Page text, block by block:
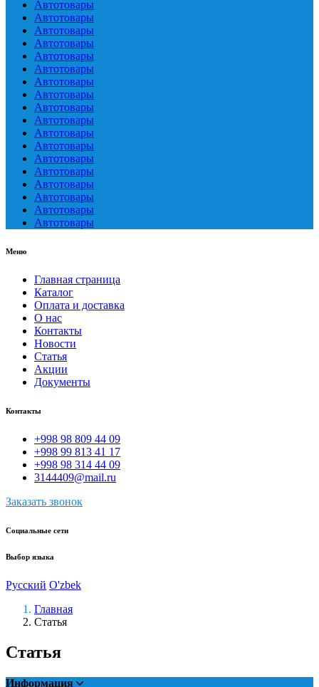
Автотовары
Автотовары
Автотовары
Автотовары
Автотовары
Автотовары
Автотовары
Автотовары
Автотовары
Автотовары
Автотовары
Автотовары
Автотовары
Автотовары
Автотовары
Автотовары
Автотовары
Автотовары
Меню
Главная страница
Каталог
Оплата и доставка
О нас
Контакты
Новости
Статья
Акции
Документы
Контакты
+998 98 809 44 09
+998 99 813 41 17
+998 98 314 44 09
3144409@mail.ru
Заказать звонок
Социальные сети
Выбор языка
Русский O'zbek
Главная
Статья
Статья
Информация